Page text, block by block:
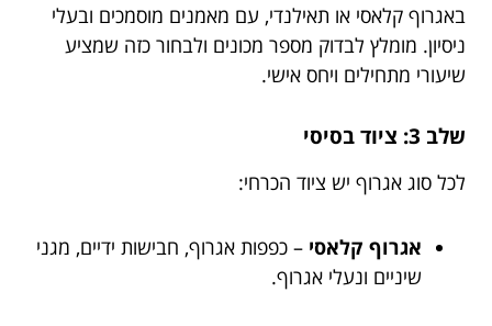
באגרוף קלאסי או תאילנדי, עם מאמנים מוסמכים ובעלי
ניסיון. מומלץ לבדוק מספר מכונים ולבחור כזה שמציע
שיעורי מתחילים ויחס אישי.
שלב 3: ציוד בסיסי
לכל סוג אגרוף יש ציוד הכרחי:
אגרוף קלאסי – כפפות אגרוף, חבישות ידיים, מגני
שיניים ונעלי אגרוף.